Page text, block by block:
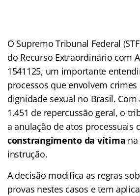
O Supremo Tribunal Federal
do Recurso Extraordinário com
1541125, um importante
processos que envolvem crimes
dignidade sexual no Brasil. Com
1.451 de repercussão geral, o
a anulação de atos processuais
constrangimento da vítima
instrução.
A decisão modifica as regras
provas nestes casos e tem